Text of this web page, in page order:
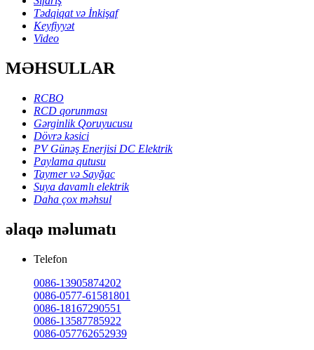
Tədqiqat və İnkişaf
Keyfiyyət
Video
MƏHSULLAR
RCBO
RCD qorunması
Gərginlik Qoruyucusu
Dövrə kəsici
PV Günəş Enerjisi DC Elektrik
Paylama qutusu
Taymer və Sayğac
Suya davamlı elektrik
Daha çox məhsul
əlaqə məlumatı
Telefon
0086-13905874202
0086-0577-61581801
0086-18167290551
0086-13587785922
0086-057762652939